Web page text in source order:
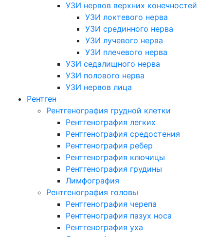
УЗИ нервов верхних конечностей
УЗИ локтевого нерва
УЗИ срединного нерва
УЗИ лучевого нерва
УЗИ плечевого нерва
УЗИ седалищного нерва
УЗИ полового нерва
УЗИ нервов лица
Рентген
Рентгенография грудной клетки
Рентгенография легких
Рентгенография средостения
Рентгенография ребер
Рентгенография ключицы
Рентгенография грудины
Лимфография
Рентгенография головы
Рентгенография черепа
Рентгенография пазух носа
Рентгенография уха